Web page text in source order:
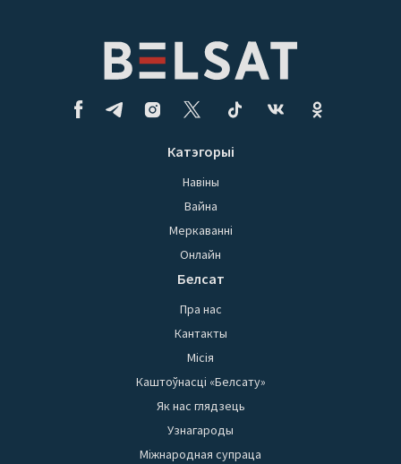
Катэгорыі
Навіны
Вайна
Меркаванні
Онлайн
Белсат
Пра нас
Кантакты
Місія
Каштоўнасці «Белсату»
Як нас глядзець
Узнагароды
Міжнародная супраца